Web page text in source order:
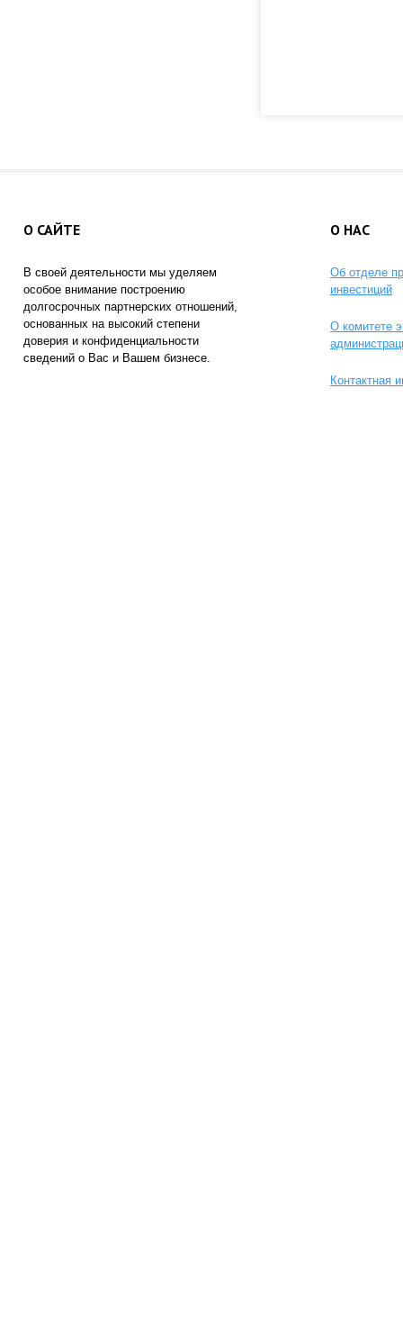
О САЙТЕ
В своей деятельности мы уделяем
особое внимание построению
долгосрочных партнерских отношений,
основанных на высокий степени
доверия и конфиденциальности
сведений о Вас и Вашем бизнесе.
О НАС
Об отделе
инвестиций
О комитете
Контактная